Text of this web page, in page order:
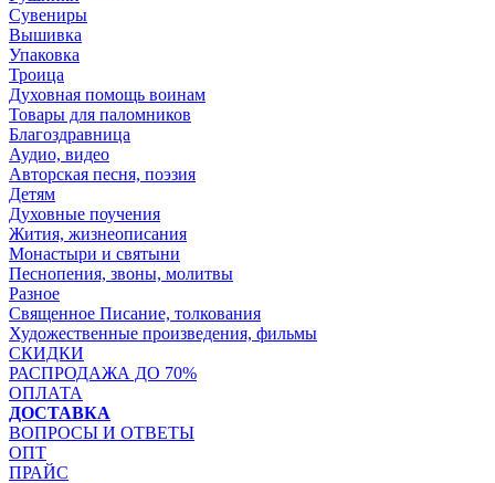
Сувениры
Вышивка
Упаковка
Троица
Духовная помощь воинам
Товары для паломников
Благоздравница
Аудио, видео
Авторская песня, поэзия
Детям
Духовные поучения
Жития, жизнеописания
Монастыри и святыни
Песнопения, звоны, молитвы
Разное
Священное Писание, толкования
Художественные произведения, фильмы
СКИДКИ
РАСПРОДАЖА ДО 70%
ОПЛАТА
ДОСТАВКА
ВОПРОСЫ И ОТВЕТЫ
ОПТ
ПРАЙС